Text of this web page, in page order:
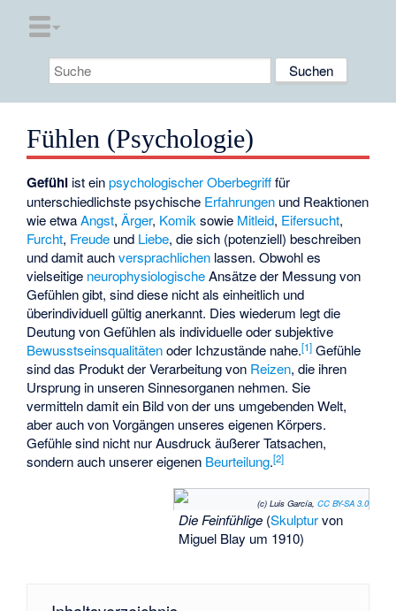
Fühlen (Psychologie)
Gefühl ist einpsychologischer Oberbegrifffür
unterschiedlichste psychische Erfahrungen und Reaktionen
wie etwaAngst,Ärger, Komiksowie Mitleid, Eifersucht,
Furcht, Freude und Liebe, die sich (potenziell) beschreiben
und damit auchversprachlichen lassen. Obwohl es
vielseitige neurophysiologischeAnsätze der Messung von
Gefühlen gibt, sind diese nicht als einheitlich und
überindividuell gültig anerkannt. Dies wiederum legt die
Deutung von Gefühlen als individuelle oder subjektive
Bewusstseinsqualitätenoder Ichzustände nahe.[1] Gefühle
sind das Produkt der Verarbeitung von Reizen, die ihren
Ursprung in unseren Sinnesorganen nehmen. Sie
vermitteln damit ein Bild von der uns umgebenden Welt,
aber auch von Vorgängen unseres eigenen Körpers.
Gefühle sind nicht nur Ausdruck äußerer Tatsachen,
sondern auch unserer eigenen Beurteilung.[2]
(c) Luis García, CC BY-SA 3.0
Die Feinfühlige(Skulpturvon
Miguel Blay um 1910)